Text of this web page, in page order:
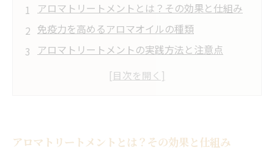
アロマトリートメントとは？その効果と仕組み
免疫力を高めるアロマオイルの種類
アロマトリートメントの実践方法と注意点
日常生活に取り入れるアロマの活用法
アロマトリートメントとは？その効果と仕組み